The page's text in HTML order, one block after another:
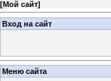
[Мой сайт]
Вход на сайт
Меню сайта